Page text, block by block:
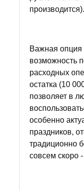
производится).
Важная опция
возможность
расходных
остатка (10
позволяет в
особенно
праздников,
традиционно
совсем скоро